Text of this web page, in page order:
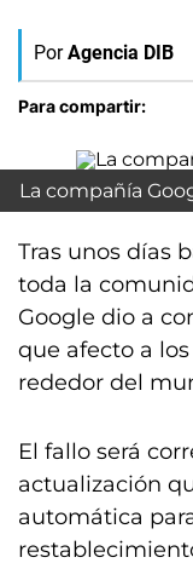
Por Agencia DIB
Para compartir:
La compañía
Tras unos días
toda la
Google dio a
que afecto a
rededor del
El fallo será
actualización
automática